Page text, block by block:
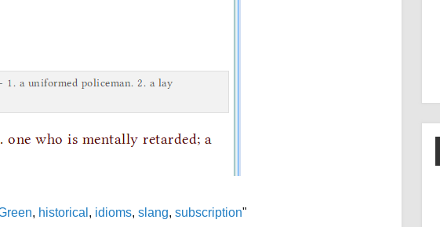
, historical , idioms, slang, subscription"